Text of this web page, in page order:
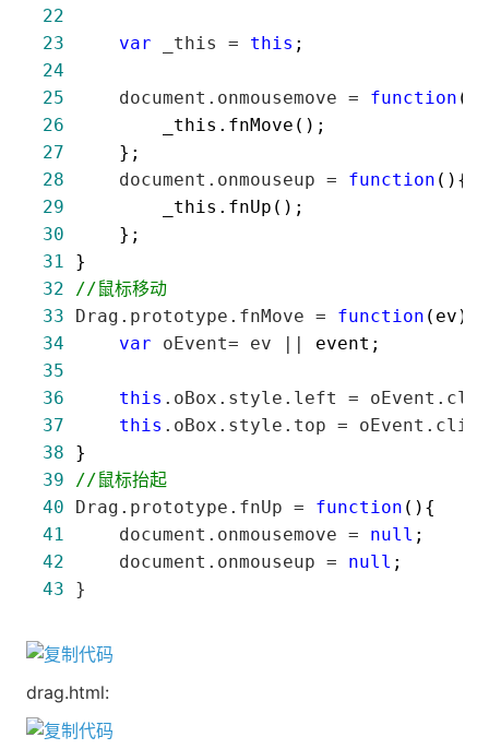
22
23
var _this = this
24
25
     document.onmousemove =
function
26
27
28
     document.onmouseup =
function
29
30
31
32
//鼠标移动
33 Drag.prototype.fnMove = function
34
var oEvent= ev ||
35
36
this .oBox.style.left =
37
this .oBox.style.top =
38
39
//鼠标抬起
40 Drag.prototype.fnUp = function
41
     document.onmousemove =
null
42
     document.onmouseup =
null
43 }
drag.html: